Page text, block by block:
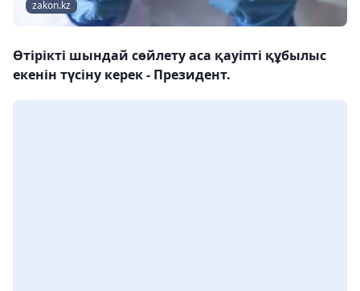
zakon.kz
Өтірікті шындай сөйлету аса қауіпті құбылыс
екенін түсіну керек - Президент.